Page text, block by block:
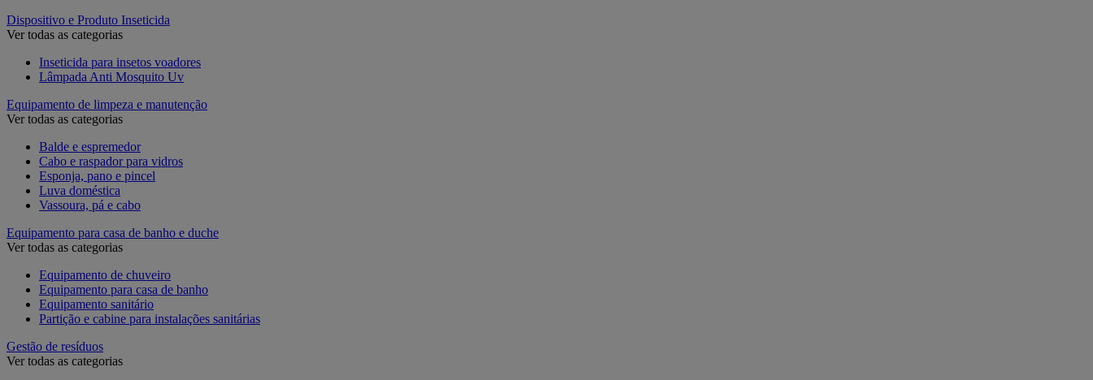
Dispositivo e Produto Inseticida
Ver todas as categorias
Inseticida para insetos voadores
Lâmpada Anti Mosquito Uv
Equipamento de limpeza e manutenção
Ver todas as categorias
Balde e espremedor
Cabo e raspador para vidros
Esponja, pano e pincel
Luva doméstica
Vassoura, pá e cabo
Equipamento para casa de banho e duche
Ver todas as categorias
Equipamento de chuveiro
Equipamento para casa de banho
Equipamento sanitário
Partição e cabine para instalações sanitárias
Gestão de resíduos
Ver todas as categorias